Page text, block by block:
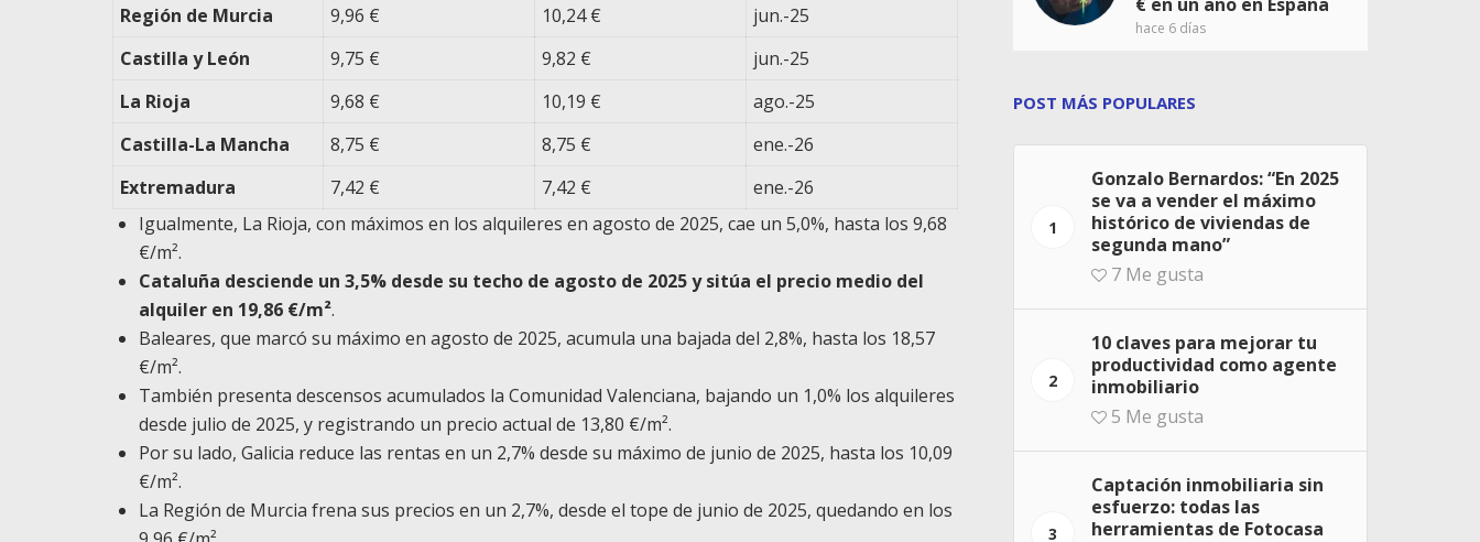
Región de Murcia
9,96 € 10,24 €
jun.-25
Castilla y León
9,75 € 9,82 €
jun.-25
La Rioja
9,68 € 10,19 €
ago.-25
Castilla-La Mancha
8,75 € 8,75 €
ene.-26
Extremadura
7,42 € 7,42 €
ene.-26
Igualmente, La Rioja, con máximos en los alquileres en agosto de 2025, cae un 5,0%, hasta los 9,68
€/m².
Cataluña desciende un 3,5% desde su techo de agosto de 2025 y sitúa el precio medio del
alquiler en 19,86 €/m².
Baleares, que marcó su máximo en agosto de 2025, acumula una bajada del 2,8%, hasta los 18,57
€/m².
También presenta descensos acumulados la Comunidad Valenciana, bajando un 1,0% los alquileres
desde julio de 2025, y registrando un precio actual de 13,80 €/m².
Por su lado, Galicia reduce las rentas en un 2,7% desde su máximo de junio de 2025, hasta los 10,09
€/m².
La Región de Murcia frena sus precios en un 2,7%, desde el tope de junio de 2025, quedando en los
hace 6 días
POST MÁS POPULARES
1
Gonzalo Bernardos: “En 2025
se va a vender el máximo
histórico de viviendas de
segunda mano”
7 Me gusta
2
10 claves para mejorar tu
productividad como agente
inmobiliario
5 Me gusta
3
Captación inmobiliaria sin
esfuerzo: todas las
herramientas de Fotocasa